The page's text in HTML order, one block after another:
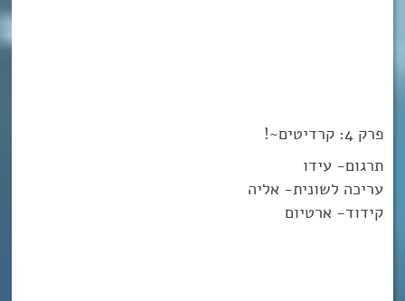
פרק 4: קרדיטים~!
תרגום- עידו
עריכה לשונית- אליה
קידוד- ארטיום